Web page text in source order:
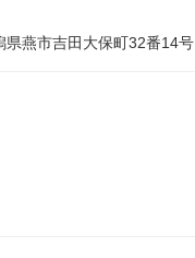
県燕市吉田大保町32番14号